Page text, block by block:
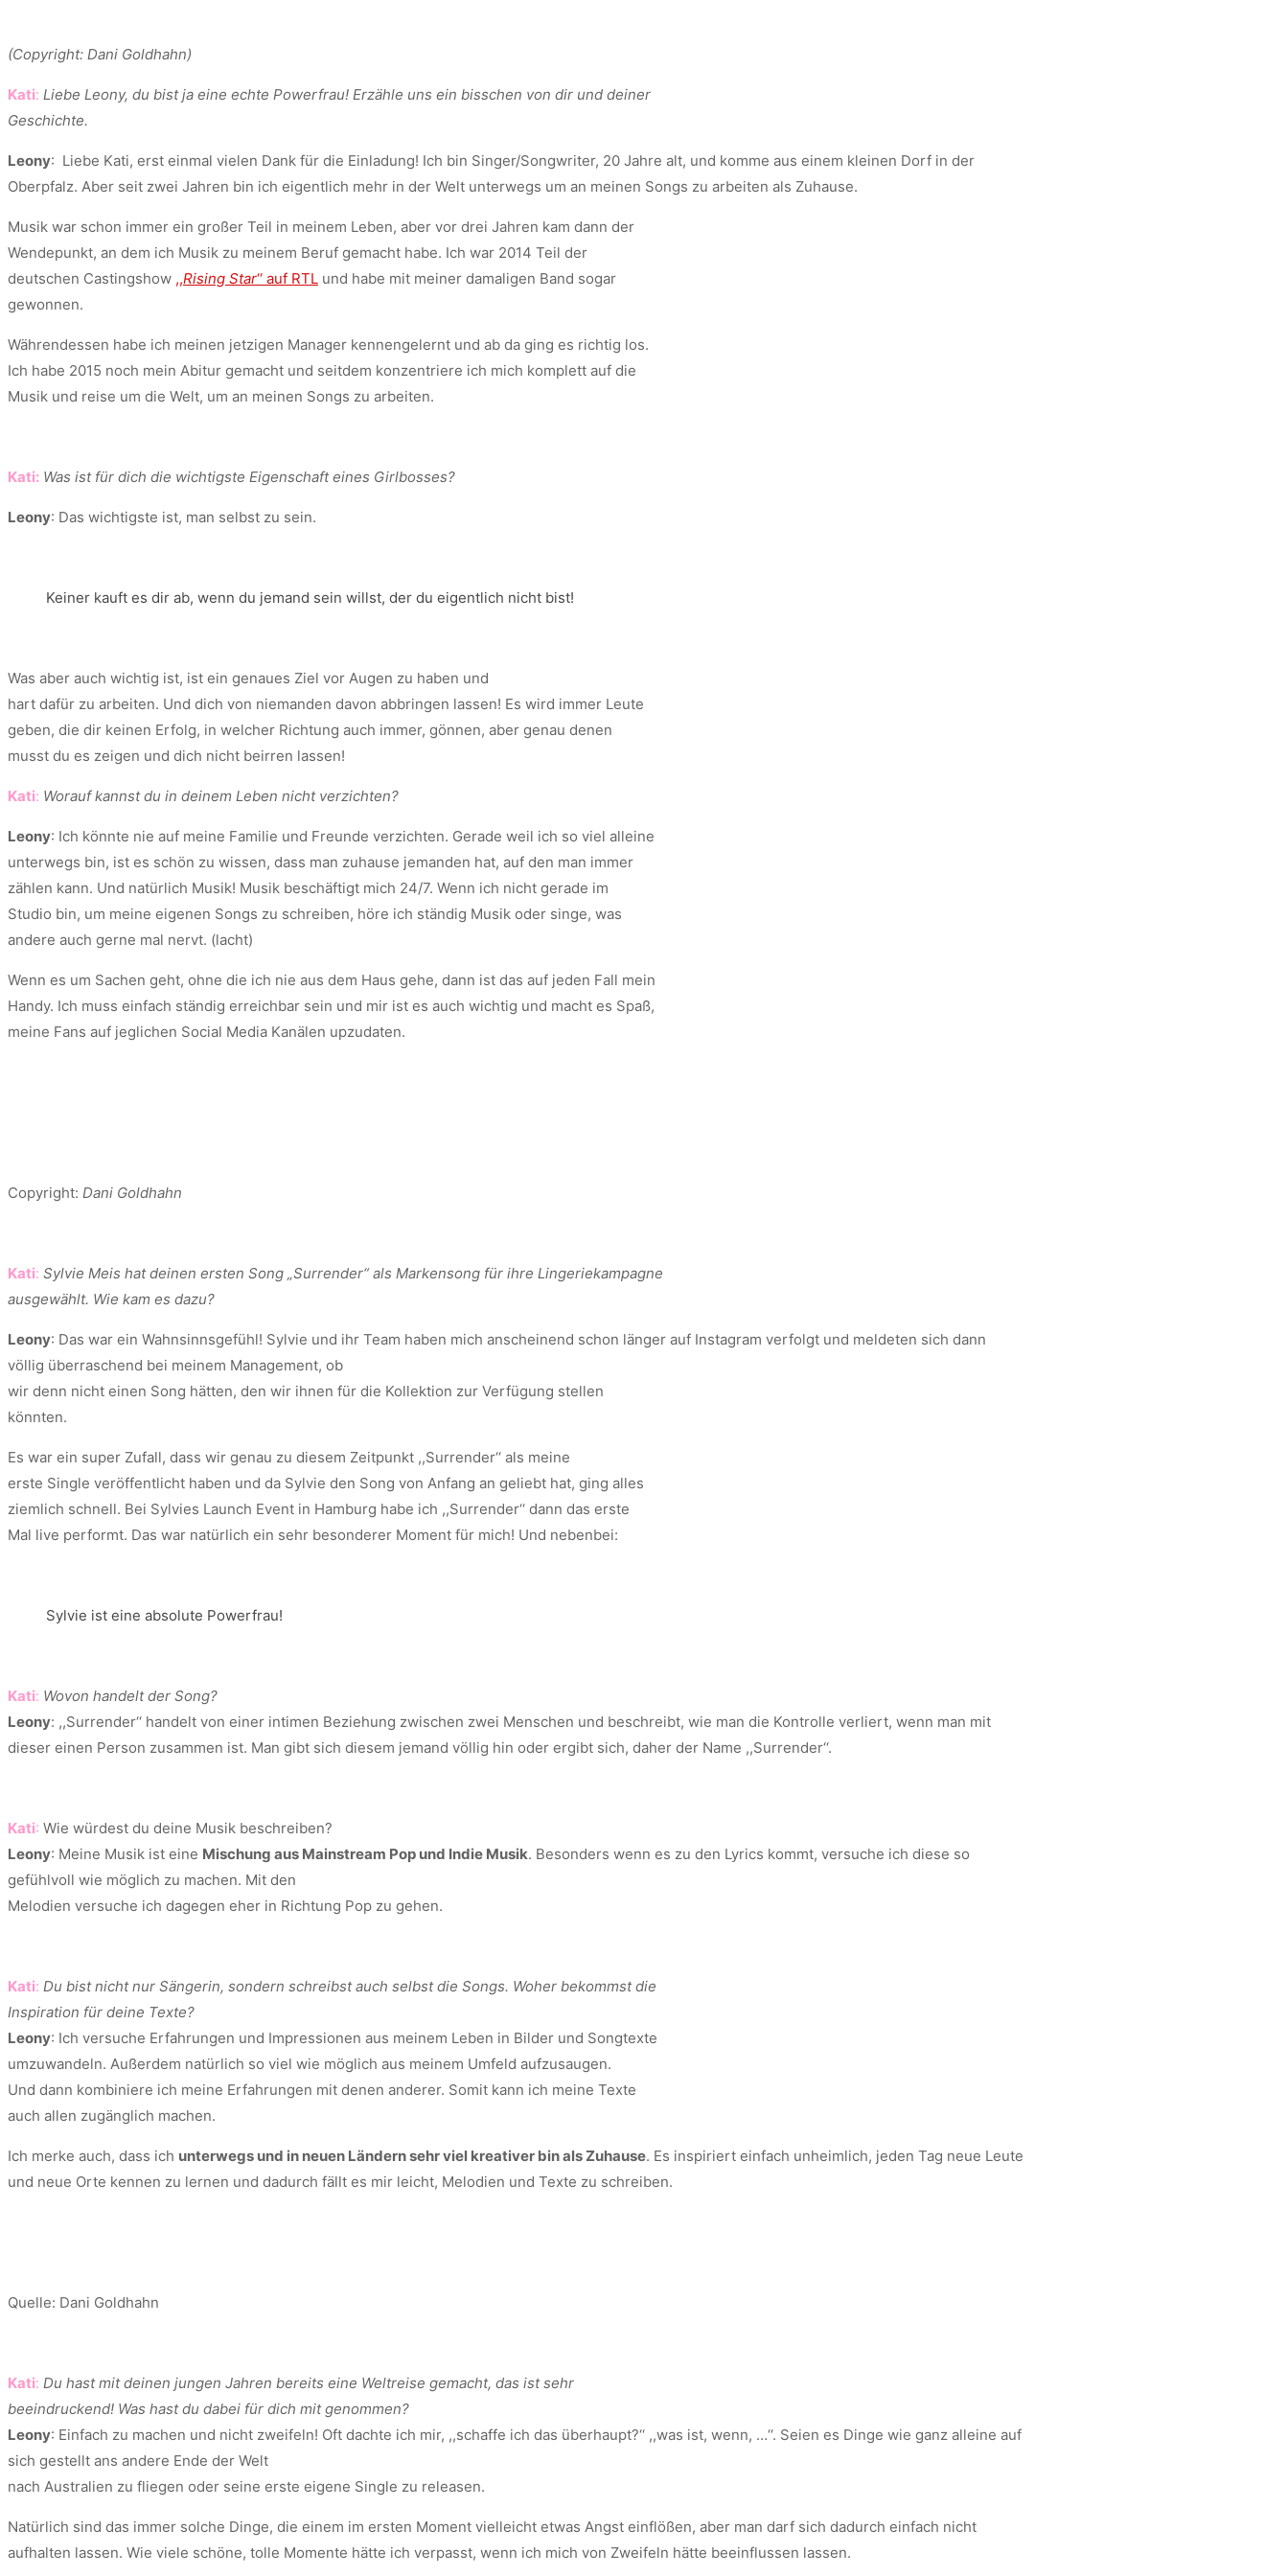
(Copyright: Dani Goldhahn)
Kati: Liebe Leony, du bist ja eine echte Powerfrau! Erzähle uns ein bisschen von dir und deiner
Geschichte.
Leony: Liebe Kati, erst einmal vielen Dank für die Einladung! Ich bin Singer/Songwriter, 20 Jahre alt, und komme aus einem kleinen Dorf in der
Oberpfalz. Aber seit zwei Jahren bin ich eigentlich mehr in der Welt unterwegs um an meinen Songs zu arbeiten als Zuhause.
Musik war schon immer ein großer Teil in meinem Leben, aber vor drei Jahren kam dann der
Wendepunkt, an dem ich Musik zu meinem Beruf gemacht habe. Ich war 2014 Teil der
deutschen Castingshow ,,Rising Star‘‘ auf RTL und habe mit meiner damaligen Band sogar
gewonnen.
Währendessen habe ich meinen jetzigen Manager kennengelernt und ab da ging es richtig los.
Ich habe 2015 noch mein Abitur gemacht und seitdem konzentriere ich mich komplett auf die
Musik und reise um die Welt, um an meinen Songs zu arbeiten.
Kati: Was ist für dich die wichtigste Eigenschaft eines Girlbosses?
Leony: Das wichtigste ist, man selbst zu sein.
Keiner kauft es dir ab, wenn du jemand sein willst, der du eigentlich nicht bist!
Was aber auch wichtig ist, ist ein genaues Ziel vor Augen zu haben und
hart dafür zu arbeiten. Und dich von niemanden davon abbringen lassen! Es wird immer Leute
geben, die dir keinen Erfolg, in welcher Richtung auch immer, gönnen, aber genau denen
musst du es zeigen und dich nicht beirren lassen!
Kati: Worauf kannst du in deinem Leben nicht verzichten?
Leony: Ich könnte nie auf meine Familie und Freunde verzichten. Gerade weil ich so viel alleine
unterwegs bin, ist es schön zu wissen, dass man zuhause jemanden hat, auf den man immer
zählen kann. Und natürlich Musik! Musik beschäftigt mich 24/7. Wenn ich nicht gerade im
Studio bin, um meine eigenen Songs zu schreiben, höre ich ständig Musik oder singe, was
andere auch gerne mal nervt. (lacht)
Wenn es um Sachen geht, ohne die ich nie aus dem Haus gehe, dann ist das auf jeden Fall mein
Handy. Ich muss einfach ständig erreichbar sein und mir ist es auch wichtig und macht es Spaß,
meine Fans auf jeglichen Social Media Kanälen upzudaten.
Copyright: Dani Goldhahn
Kati: Sylvie Meis hat deinen ersten Song „Surrender“ als Markensong für ihre Lingeriekampagne
ausgewählt. Wie kam es dazu?
Leony: Das war ein Wahnsinnsgefühl! Sylvie und ihr Team haben mich anscheinend schon länger auf Instagram verfolgt und meldeten sich dann
völlig überraschend bei meinem Management, ob
wir denn nicht einen Song hätten, den wir ihnen für die Kollektion zur Verfügung stellen
könnten.
Es war ein super Zufall, dass wir genau zu diesem Zeitpunkt ,,Surrender‘‘ als meine
erste Single veröffentlicht haben und da Sylvie den Song von Anfang an geliebt hat, ging alles
ziemlich schnell. Bei Sylvies Launch Event in Hamburg habe ich ,,Surrender‘‘ dann das erste
Mal live performt. Das war natürlich ein sehr besonderer Moment für mich! Und nebenbei:
Sylvie ist eine absolute Powerfrau!
Kati: Wovon handelt der Song?
Leony: ,,Surrender‘‘ handelt von einer intimen Beziehung zwischen zwei Menschen und beschreibt, wie man die Kontrolle verliert, wenn man mit
dieser einen Person zusammen ist. Man gibt sich diesem jemand völlig hin oder ergibt sich, daher der Name ,,Surrender‘‘.
Kati: Wie würdest du deine Musik beschreiben?
Leony: Meine Musik ist eine Mischung aus Mainstream Pop und Indie Musik. Besonders wenn es zu den Lyrics kommt, versuche ich diese so
gefühlvoll wie möglich zu machen. Mit den
Melodien versuche ich dagegen eher in Richtung Pop zu gehen.
Kati: Du bist nicht nur Sängerin, sondern schreibst auch selbst die Songs. Woher bekommst die
Inspiration für deine Texte?
Leony: Ich versuche Erfahrungen und Impressionen aus meinem Leben in Bilder und Songtexte
umzuwandeln. Außerdem natürlich so viel wie möglich aus meinem Umfeld aufzusaugen.
Und dann kombiniere ich meine Erfahrungen mit denen anderer. Somit kann ich meine Texte
auch allen zugänglich machen.
Ich merke auch, dass ich unterwegs und in neuen Ländern sehr viel kreativer bin als Zuhause. Es inspiriert einfach unheimlich, jeden Tag neue Leute
und neue Orte kennen zu lernen und dadurch fällt es mir leicht, Melodien und Texte zu schreiben.
Quelle: Dani Goldhahn
Kati: Du hast mit deinen jungen Jahren bereits eine Weltreise gemacht, das ist sehr
beeindruckend! Was hast du dabei für dich mit genommen?
Leony: Einfach zu machen und nicht zweifeln! Oft dachte ich mir, ,,schaffe ich das überhaupt?‘‘ ,,was ist, wenn, …‘‘. Seien es Dinge wie ganz alleine auf
sich gestellt ans andere Ende der Welt
nach Australien zu fliegen oder seine erste eigene Single zu releasen.
Natürlich sind das immer solche Dinge, die einem im ersten Moment vielleicht etwas Angst einflößen, aber man darf sich dadurch einfach nicht
aufhalten lassen. Wie viele schöne, tolle Momente hätte ich verpasst, wenn ich mich von Zweifeln hätte beeinflussen lassen.